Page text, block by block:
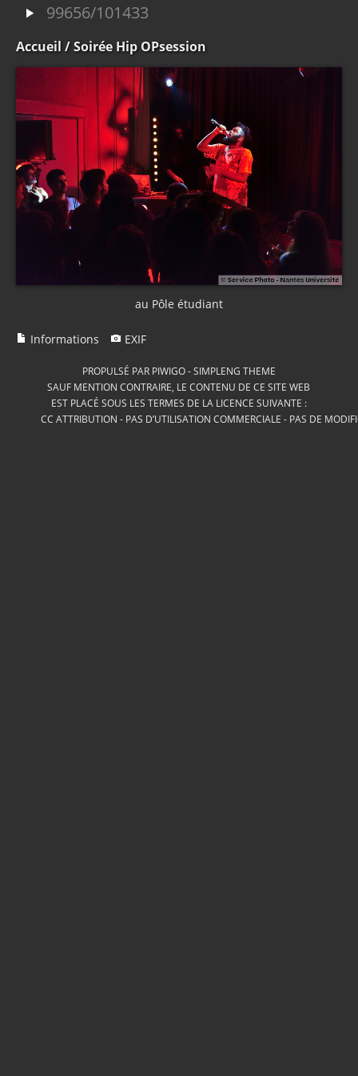
99656/101433
Accueil / Soirée Hip OPsession
au Pôle étudiant
Informations EXIF
PROPULSÉ PAR PIWIGO-SIMPLENG THEME
SAUF MENTION CONTRAIRE, LE CONTENU DE CE SITE WEB
EST PLACÉ SOUS LES TERMES DE LA LICENCE SUIVANTE :
CC ATTRIBUTION - PAS D’UTILISATION COMMERCIALE - PAS DE